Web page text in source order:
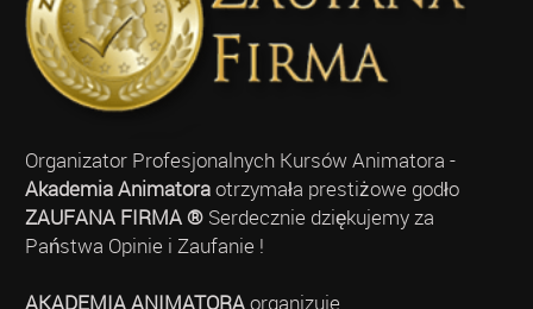
Organizator Profesjonalnych Kursów Animatora -
Akademia Animatoraotrzymała prestiżowe godło
ZAUFANA FIRMA ®Serdecznie dziękujemy za
Państwa Opinie i Zaufanie !
AKADEMIA ANIMATORAorganizuje